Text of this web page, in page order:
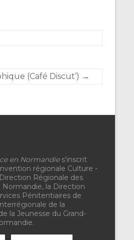
(Café Discut’) →
en Normandies'inscrit
régionale Culture -
Régionale des
la Direction
Pénitentiaires de
de la
la Jeunesse du Grand-